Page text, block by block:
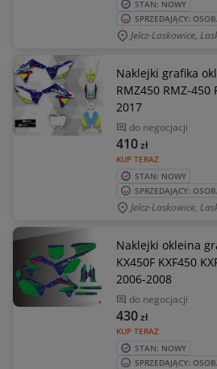
STAN: NOWY
SPRZEDAJĄCY:
Jelcz-Laskowice,
Naklejki grafika
RMZ450 RMZ-450
2017
do negocjacji
KUP TERAZ
410zł
STAN: NOWY
SPRZEDAJĄCY:
Jelcz-Laskowice,
Naklejki okleina
KX450F KXF450
2006-2008
do negocjacji
KUP TERAZ
430zł
STAN: NOWY
SPRZEDAJĄCY: